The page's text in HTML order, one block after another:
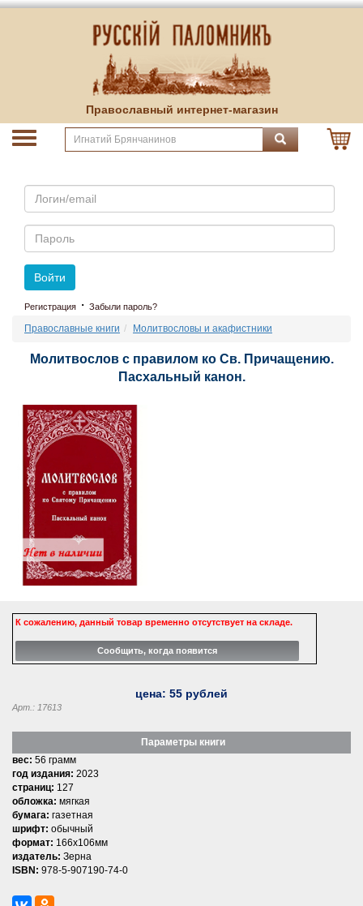
Православный интернет-магазин
Email
Пароль
Войти
Регистрация · Забыли пароль?
Православные книги Молитвословы и акафистники
Молитвослов с правилом ко Св. Причащению.
Пасхальный канон.
К сожалению, данный товар временно отсутствует на складе.
цена: 55 рублей
Арт.: 17613
Параметры книги
вес: 56 грамм
год издания: 2023
страниц: 127
обложка: мягкая
бумага: газетная
шрифт: обычный
формат: 166x106мм
издатель: Зерна
ISBN: 978-5-907190-74-0